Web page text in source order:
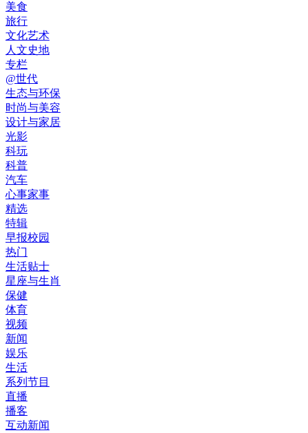
美食
旅行
文化艺术
人文史地
专栏
@世代
生态与环保
时尚与美容
设计与家居
光影
科玩
科普
汽车
心事家事
精选
特辑
早报校园
热门
生活贴士
星座与生肖
保健
体育
视频
新闻
娱乐
生活
系列节目
直播
播客
互动新闻